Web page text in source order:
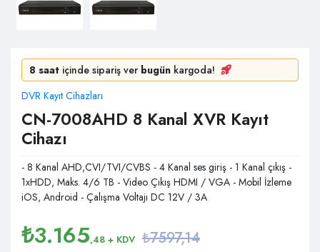
8 saat içinde sipariş ver bugün kargoda!
DVR Kayıt Cihazları
CN-7008AHD 8 Kanal XVR Kayıt
Cihazı
- 8 Kanal AHD,CVI/TVI/CVBS - 4 Kanal ses giriş - 1 Kanal çıkış -
1xHDD, Maks. 4/6 TB - Video Çıkış HDMI / VGA - Mobil İzleme
iOS, Android - Çalışma Voltajı DC 12V / 3A
₺3.165,48 + KDV ₺7597,14